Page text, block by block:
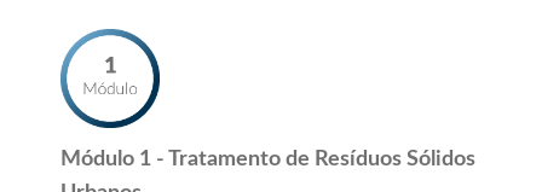
Módulo 1 - Tratamento de Resíduos Sólidos